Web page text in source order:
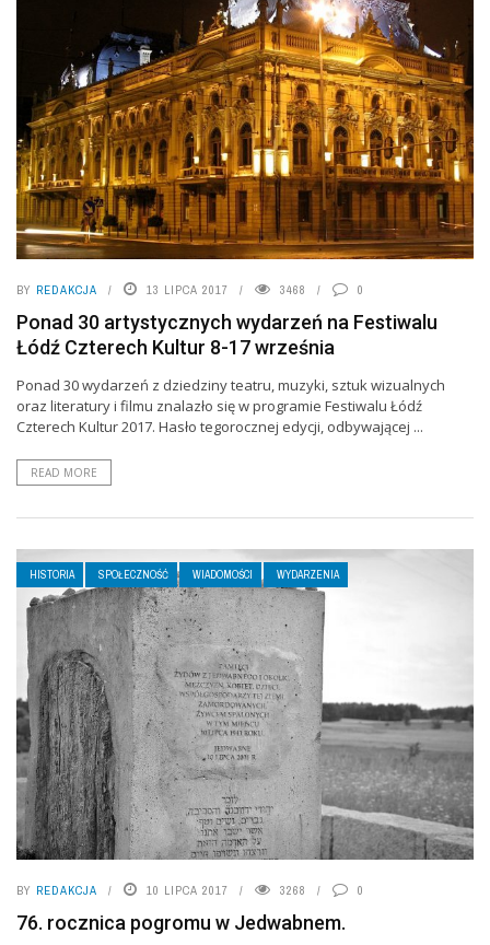
BY REDAKCJA 13 LIPCA 2017 3468 0
Ponad 30 artystycznych wydarzeń na Festiwalu
Łódź Czterech Kultur 8-17 września
Ponad 30 wydarzeń z dziedziny teatru, muzyki, sztuk wizualnych
oraz literatury i filmu znalazło się w programie Festiwalu Łódź
Czterech Kultur 2017. Hasło tegorocznej edycji, odbywającej ...
READ MORE
HISTORIA SPOŁECZNOŚĆ WIADOMOŚCI WYDARZENIA
BY REDAKCJA 10 LIPCA 2017 3268 0
76. rocznica pogromu w Jedwabnem.